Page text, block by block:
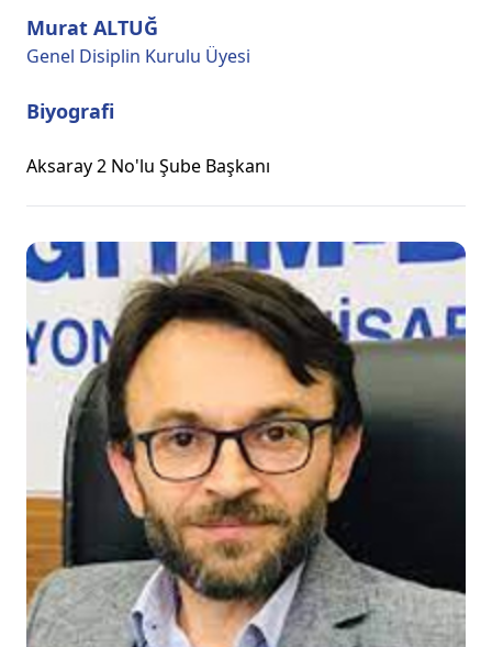
Murat ALTUĞ
Genel Disiplin Kurulu Üyesi
Biyografi
Aksaray 2 No'lu Şube Başkanı